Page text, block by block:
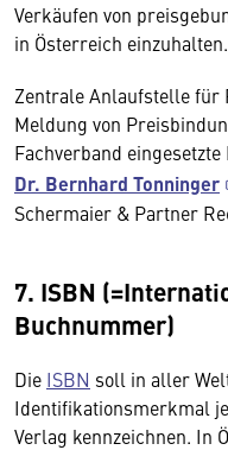
Verkäufen von
in Österreich einzuhalten.
Zentrale Anlaufstelle für
Meldung von
Fachverband
Dr. Bernhard Tonninger
Schermaier & Partner
7. ISBN
Buchnummer)
Die ISBN soll in aller
Identifikationsmerkmal
Verlag kennzeichnen. In